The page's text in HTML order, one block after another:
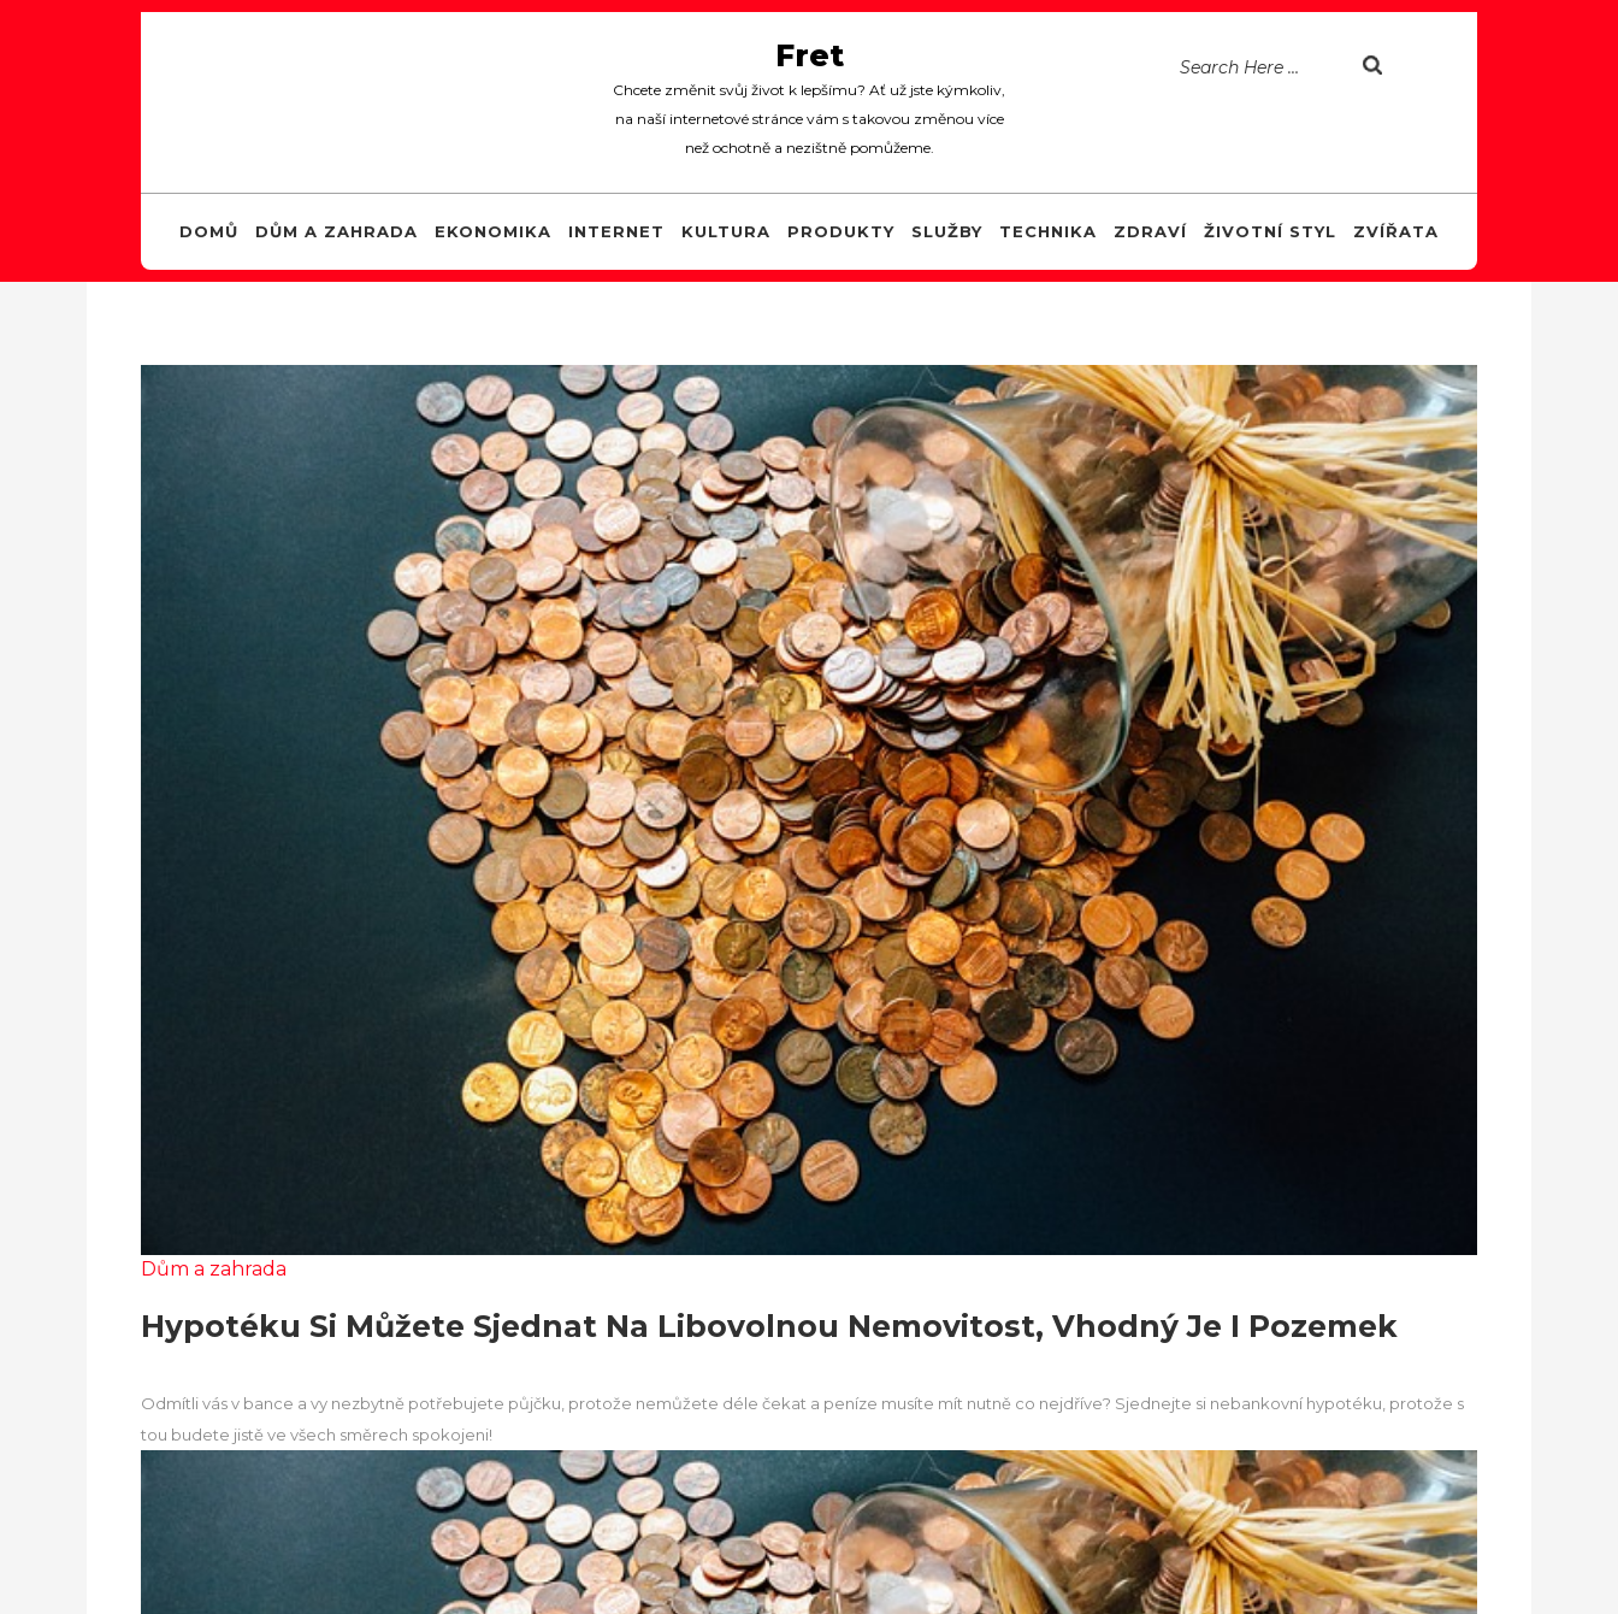
Fret
Chcete změnit svůj život k lepšímu? Ať už jste kýmkoliv,
na naší internetové stránce vám s takovou změnou více
než ochotně a nezištně pomůžeme.
DOMŮ DŮM A ZAHRADA EKONOMIKA INTERNET KULTURA PRODUKTY SLUŽBY TECHNIKA ZDRAVÍ ŽIVOTNÍ STYL ZVÍŘATA
Dům a zahrada
Hypotéku Si Můžete Sjednat Na Libovolnou Nemovitost, Vhodný Je I Pozemek
Odmítli vás v bance a vy nezbytně potřebujete půjčku, protože nemůžete déle čekat a peníze musíte mít nutně co nejdříve? Sjednejte si nebankovní hypotéku, protože s
tou budete jistě ve všech směrech spokojeni!